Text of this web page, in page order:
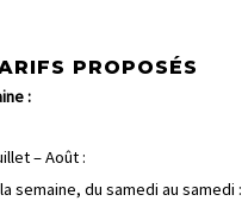
PROPOSÉS
:
– Août :
semaine, du samedi au samedi :